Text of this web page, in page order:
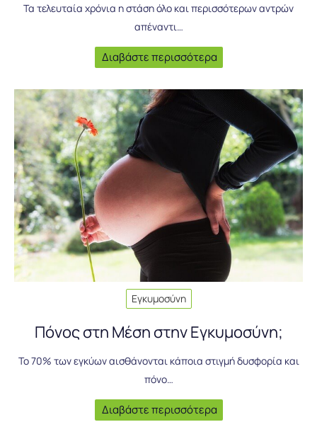
Τα τελευταία χρόνια η στάση όλο και περισσότερων αντρών
απέναντι…
Διαβάστε περισσότερα
Εγκυμοσύνη
Πόνος στη Μέση στην Εγκυμοσύνη;
Το 70% των εγκύων αισθάνονται κάποια στιγμή δυσφορία και
πόνο…
Διαβάστε περισσότερα